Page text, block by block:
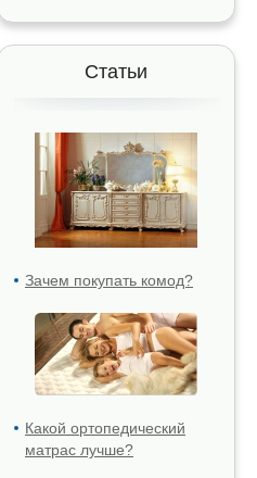
Статьи
Зачем покупать комод?
Какой ортопедический
матрас лучше?